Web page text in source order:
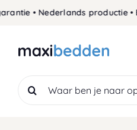
to
• Nederlands productie •
Search
for: